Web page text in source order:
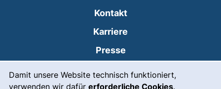
Damit unsere Website technisch funktioniert,
verwenden wir dafür erforderliche Cookies.
Kontakt
Karriere
Presse